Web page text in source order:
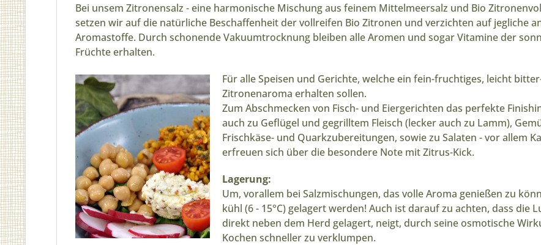
Bei unsem Zitronensalz - eine harmonische Mischung aus feinem Mittelmeersalz und Bio
setzen wir auf die natürliche Beschaffenheit der vollreifen Bio Zitronen und verzichten auf jegliche
Aromastoffe. Durch schonende Vakuumtrocknung bleiben alle Aromen und sogar Vitamine der
Früchte erhalten.
Für alle Speisen und Gerichte, welche ein fein-fruchtiges, leicht
Zitronenaroma erhalten sollen.
Zum Abschmecken von Fisch- und Eiergerichten das perfekte
auch zu Geflügel und gegrilltem Fleisch (lecker auch zu Lamm),
Frischkäse- und Quarkzubereitungen, sowie zu Salaten - vor allem
erfreuen sich über die besondere Note mit Zitrus-Kick.
Lagerung:
Um, vorallem bei Salzmischungen, das volle Aroma genießen zu
kühl (6 - 15°C) gelagert werden! Auch ist darauf zu achten, dass die
direkt neben dem Herd gelagert, neigt, durch seine osmotische
Kochen schneller zu verklumpen.